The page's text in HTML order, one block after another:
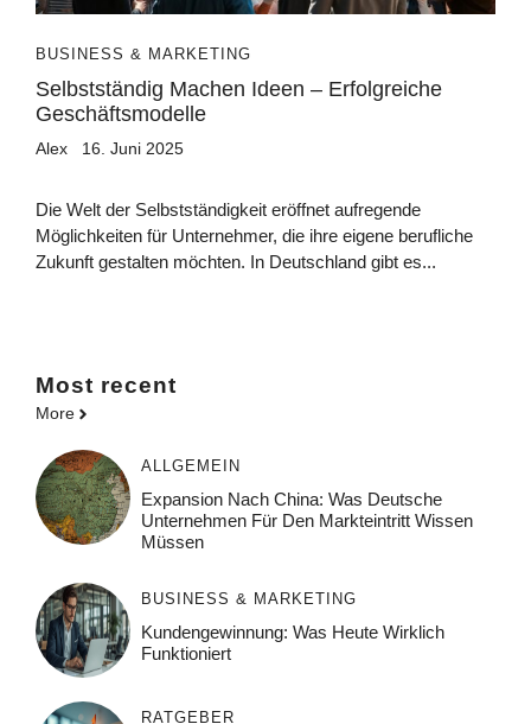
BUSINESS & MARKETING
Selbstständig Machen Ideen – Erfolgreiche
Geschäftsmodelle
Alex 16. Juni 2025
Die Welt der Selbstständigkeit eröffnet aufregende
Möglichkeiten für Unternehmer, die ihre eigene berufliche
Zukunft gestalten möchten. In Deutschland gibt es...
Most recent
More
ALLGEMEIN
Expansion Nach China: Was Deutsche
Unternehmen Für Den Markteintritt Wissen
Müssen
BUSINESS & MARKETING
Kundengewinnung: Was Heute Wirklich
Funktioniert
RATGEBER